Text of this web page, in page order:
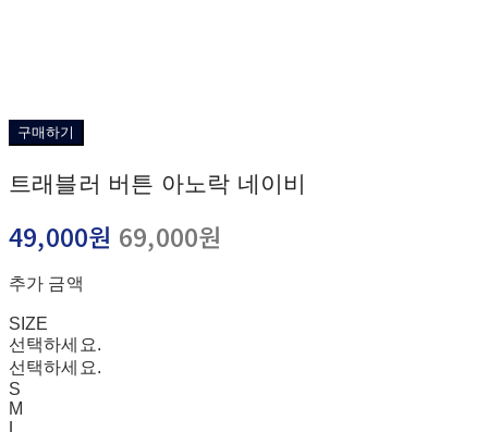
구매하기
트래블러 버튼 아노락 네이비
49,000원 69,000원
추가 금액
SIZE
선택하세요.
선택하세요.
S
M
L